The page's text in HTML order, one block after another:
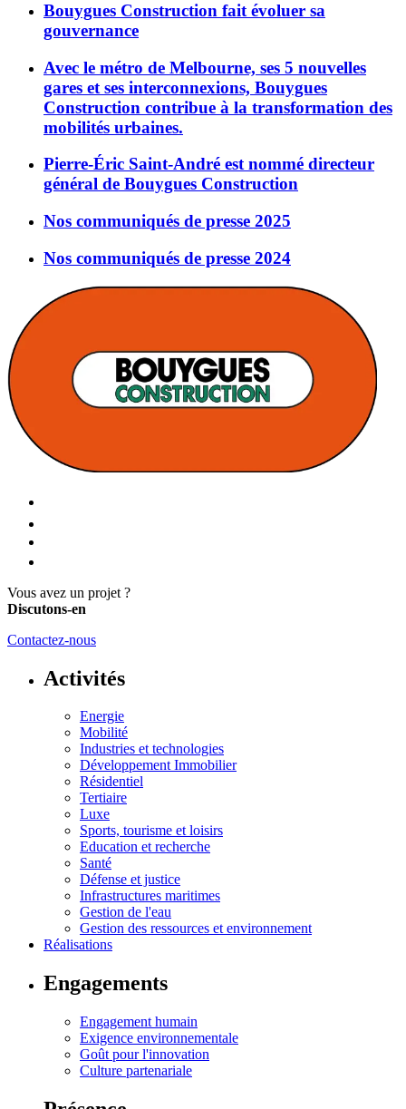
Bouygues Construction fait évoluer sa
gouvernance
Avec le métro de Melbourne, ses 5 nouvelles
gares et ses interconnexions, Bouygues
Construction contribue à la transformation des
mobilités urbaines.
Pierre-Éric Saint-André est nommé directeur
général de Bouygues Construction
Nos communiqués de presse 2025
Nos communiqués de presse 2024
Vous avez un projet ?
Discutons-en
Contactez-nous
Activités
Energie
Mobilité
Industries et technologies
Développement Immobilier
Résidentiel
Tertiaire
Luxe
Sports, tourisme et loisirs
Education et recherche
Santé
Défense et justice
Infrastructures maritimes
Gestion de l'eau
Gestion des ressources et environnement
Réalisations
Engagements
Engagement humain
Exigence environnementale
Goût pour l'innovation
Culture partenariale